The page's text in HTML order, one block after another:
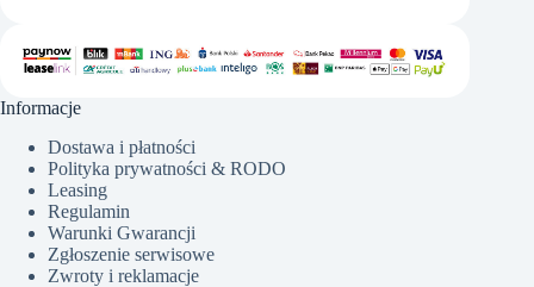
Informacje
Dostawa i płatności
Polityka prywatności & RODO
Leasing
Regulamin
Warunki Gwarancji
Zgłoszenie serwisowe
Zwroty i reklamacje